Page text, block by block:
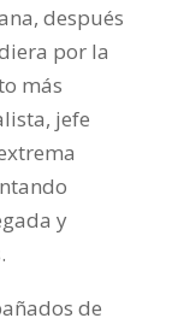
después
por la
más
jefe
y
de